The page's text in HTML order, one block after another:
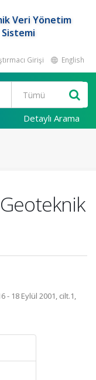
Veri Yönetim
Sistemi
Girişi English
Detaylı Arama
- 18 Eylül 2001, cilt.1,